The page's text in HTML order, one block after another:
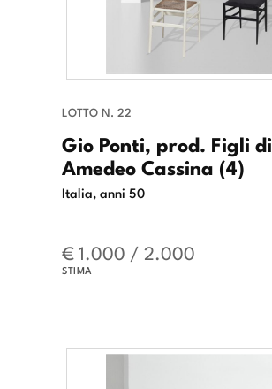
LOTTO N. 22
Gio Ponti, prod. Figli di
Amedeo Cassina (4)
Italia, anni 50
€ 1.000 / 2.000
STIMA